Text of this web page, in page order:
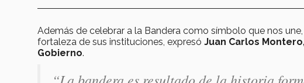
Además de celebrar a la Bandera como símbolo que nos
fortaleza de sus instituciones, expresó Juan Carlos
Gobierno.